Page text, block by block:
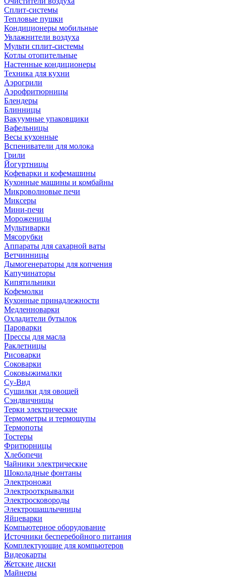
Сплит-системы
Тепловые пушки
Кондиционеры мобильные
Увлажнители воздуха
Мульти сплит-системы
Котлы отопительные
Настенные кондиционеры
Техника для кухни
Аэрогрили
Аэрофритюрницы
Блендеры
Блинницы
Вакуумные упаковщики
Вафельницы
Весы кухонные
Вспениватели для молока
Грили
Йогуртницы
Кофеварки и кофемашины
Кухонные машины и комбайны
Микроволновые печи
Миксеры
Мини-печи
Мороженицы
Мультиварки
Мясорубки
Аппараты для сахарной ваты
Ветчинницы
Дымогенераторы для копчения
Капучинаторы
Кипятильники
Кофемолки
Кухонные принадлежности
Медленноварки
Охладители бутылок
Пароварки
Прессы для масла
Раклетницы
Рисоварки
Соковарки
Соковыжималки
Су-Вид
Сушилки для овощей
Сэндвичницы
Терки электрические
Термометры и термощупы
Термопоты
Тостеры
Фритюрницы
Хлебопечи
Чайники электрические
Шоколадные фонтаны
Электроножи
Электрооткрывалки
Электросковороды
Электрошашлычницы
Яйцеварки
Компьютерное оборудование
Источники бесперебойного питания
Комплектующие для компьютеров
Видеокарты
Жетские диски
Майнеры